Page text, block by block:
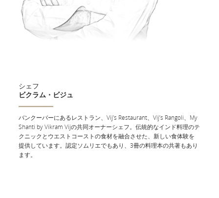
ご利用便のメニューを確認
イ
ト
状
況:
路
線
で
検
地
目
的
地
目的地
出
発
日
出発日
シェフ
ビクラム・ビジュ
バンクーバーにあるレストラン、Vij’s Restaurant、Vij’s Rangoli、My
Shanti by Vikram Vijの共同オーナーシェフ。伝統的なインド料理のテ
クニックとウエストコーストの食材を融合させた、新しい食体験を
提供しています。認定ソムリエでもあり、3冊の料理本の共著もあり
ます。